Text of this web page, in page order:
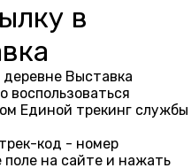
в
Выставка
воспользоваться
Единой трекинг службы
код - номер
на сайте и нажать